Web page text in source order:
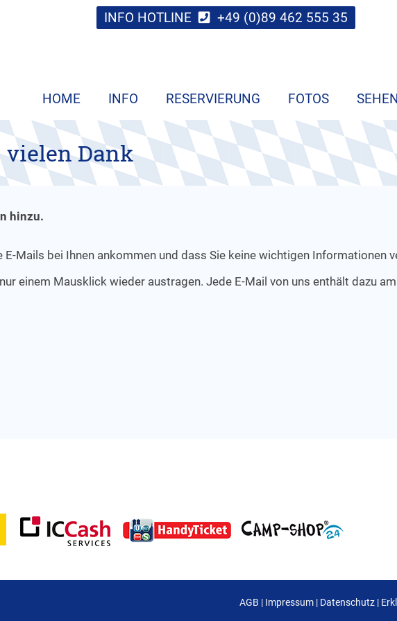
INFO HOTLINE +49 (0)89 462 555 35
HOME INFO RESERVIERUNG FOTOS
vielen Dank
hinzu.
E-Mails bei Ihnen ankommen und dass Sie keine wichtigen Informationen
einem Mausklick wieder austragen. Jede E-Mail von uns enthält dazu
AGB | Impressum | Datenschutz |